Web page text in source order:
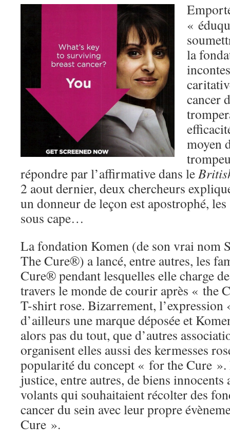
«
la
cancer
moyen
répondre par l’affirmative dans le
2 aout dernier, deux chercheurs
un donneur de leçon est apostrophé,
sous cape…
La fondation Komen (de son vrai nom
The Cure®) a lancé, entre autres, les
Cure® pendant lesquelles elle charge
travers le monde de courir après « the
T-shirt rose. Bizarrement,
d’ailleurs une marque déposée et
alors pas du tout, que d’autres
organisent elles aussi des kermesses
popularité du concept « for the Cure
justice, entre autres, de biens innocents
volants qui souhaitaient récolter des
cancer du sein avec leur propre
Cure ».